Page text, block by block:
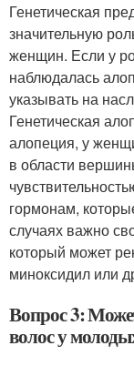
Генетическая
значительную
женщин. Если у
наблюдалась
указывать на
Генетическая
алопеция, у
в области
гормонам,
случаях важно
который может
миноксидил или
Вопрос 3:
волос у